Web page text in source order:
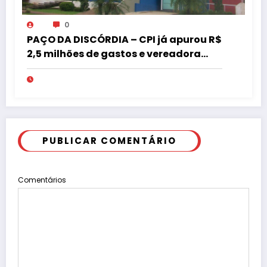
0
PAÇO DA DISCÓRDIA – CPI já apurou R$
2,5 milhões de gastos e vereadora
pede “acordo” para aprovar R$ 9,5
milhões
PUBLICAR COMENTÁRIO
Comentários